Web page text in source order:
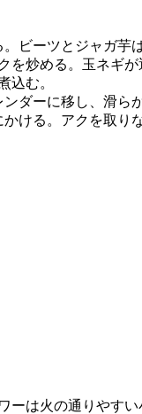
ビーツとジャガ芋
を炒める。玉ネギ
込む。
ダーに移し、滑ら
ける。アクを取り
は火の通りやすい